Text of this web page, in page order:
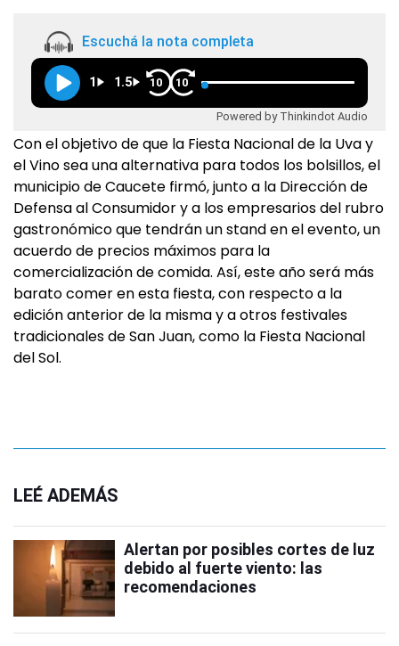
Escuchá la nota completa
1 1.5 10 10
Powered by Thinkindot Audio
Con el objetivo de que la Fiesta Nacional de la Uva y
el Vino sea una alternativa para todos los bolsillos, el
municipio de Caucete firmó, junto a la Dirección de
Defensa al Consumidor y a los empresarios del rubro
gastronómico que tendrán un stand en el evento, un
acuerdo de precios máximos para la
comercialización de comida. Así, este año será más
barato comer en esta fiesta, con respecto a la
edición anterior de la misma y a otros festivales
tradicionales de San Juan, como la Fiesta Nacional
del Sol.
LEÉ ADEMÁS
Alertan por posibles cortes de luz
debido al fuerte viento: las
recomendaciones